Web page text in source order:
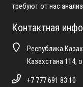
требуют от нас
Контактная
Республика
Казахстана 114,
+7 777 691 83 10